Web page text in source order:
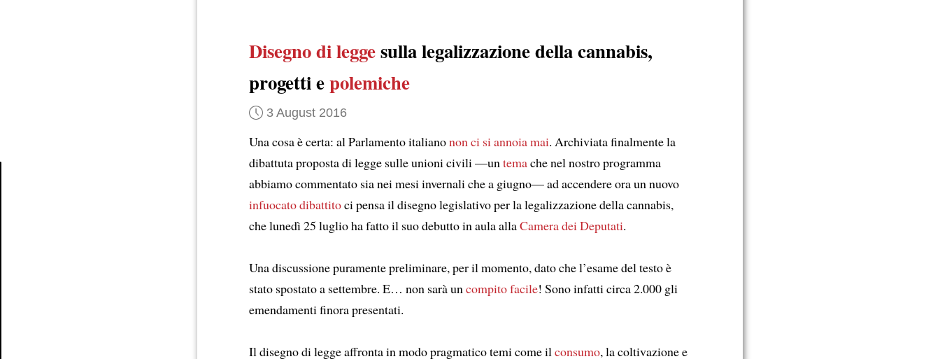
Disegno di leggesulla legalizzazione della cannabis,
progetti epolemiche
3 August 2016
Una cosa è certa: al Parlamento italianonon ci si annoia mai. Archiviata finalmente la
dibattuta proposta di legge sulle unioni civili —un temache nel nostro programma
abbiamo commentato sia nei mesi invernali che a giugno— ad accendere ora un nuovo
infuocato dibattitoci pensa il disegno legislativo per la legalizzazione della cannabis,
che lunedì 25 luglio ha fatto il suo debutto in aula allaCamera dei Deputati.
Una discussione puramente preliminare, per il momento, dato che l’esame del testo è
stato spostato a settembre. E… non sarà un compito facile! Sono infatti circa 2.000 gli
emendamenti finora presentati.
Il disegno di legge affronta in modo pragmatico temi come il consumo, la coltivazione e